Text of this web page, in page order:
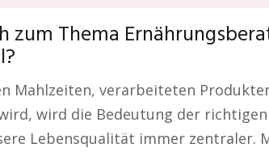
zum Thema
Mahlzeiten, verarbeiteten
wird die Bedeutung der
Lebensqualität immer zentraler.